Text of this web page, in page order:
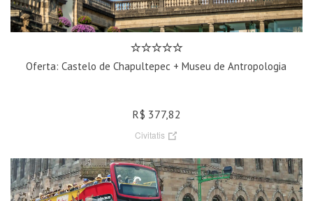
Oferta: Castelo de Chapultepec + Museu de Antropologia
R$ 377,82
Civitatis